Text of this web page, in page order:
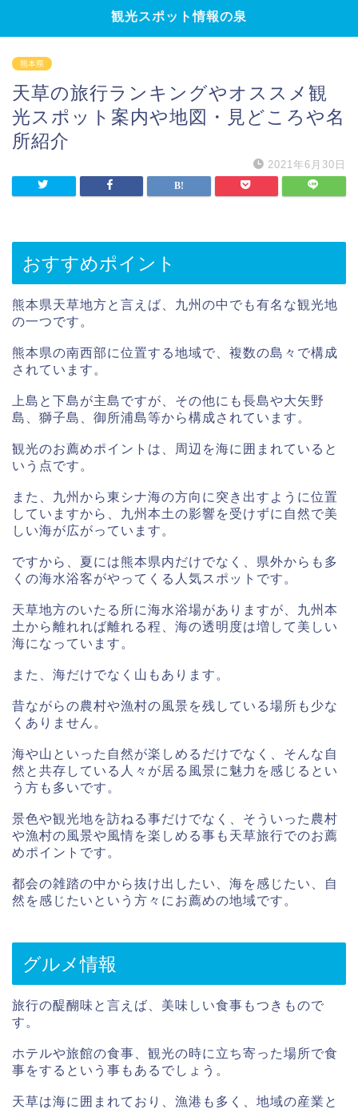
観光スポット情報の泉
熊本県
天草の旅行ランキングやオススメ観
光スポット案内や地図・見どころや名
所紹介
2021年6月30日
おすすめポイント
熊本県天草地方と言えば、九州の中でも有名な観光地
の一つです。
熊本県の南西部に位置する地域で、複数の島々で構成
されています。
上島と下島が主島ですが、その他にも長島や大矢野
島、獅子島、御所浦島等から構成されています。
観光のお薦めポイントは、周辺を海に囲まれていると
いう点です。
また、九州から東シナ海の方向に突き出すように位置
していますから、九州本土の影響を受けずに自然で美
しい海が広がっています。
ですから、夏には熊本県内だけでなく、県外からも多
くの海水浴客がやってくる人気スポットです。
天草地方のいたる所に海水浴場がありますが、九州本
土から離れれば離れる程、海の透明度は増して美しい
海になっています。
また、海だけでなく山もあります。
昔ながらの農村や漁村の風景を残している場所も少な
くありません。
海や山といった自然が楽しめるだけでなく、そんな自
然と共存している人々が居る風景に魅力を感じるとい
う方も多いです。
景色や観光地を訪ねる事だけでなく、そういった農村
や漁村の風景や風情を楽しめる事も天草旅行でのお薦
めポイントです。
都会の雑踏の中から抜け出したい、海を感じたい、自
然を感じたいという方々にお薦めの地域です。
グルメ情報
旅行の醍醐味と言えば、美味しい食事もつきもので
す。
ホテルや旅館の食事、観光の時に立ち寄った場所で食
事をするという事もあるでしょう。
天草は海に囲まれており、漁港も多く、地域の産業と